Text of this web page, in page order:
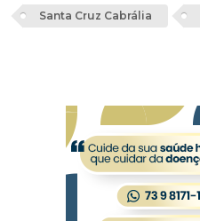
Santa Cruz Cabrália